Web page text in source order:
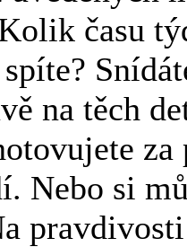
času
na těch
Nebo si